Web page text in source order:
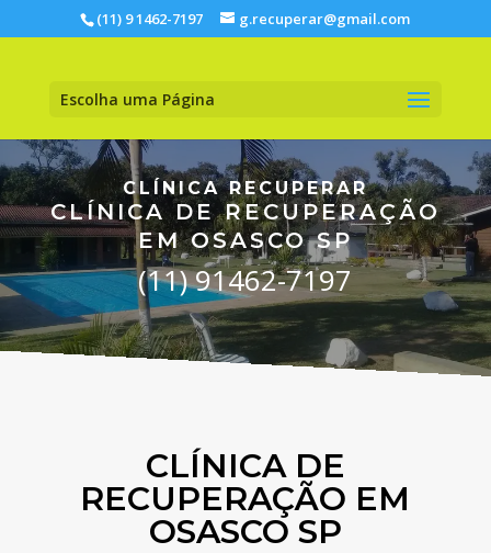
(11) 9 1462-7197 g.recuperar@gmail.com
Escolha uma Página
CLÍNICA RECUPERAR
CLÍNICA DE RECUPERAÇÃO
EM OSASCO SP
(11) 91462-7197
CLÍNICA DE
RECUPERAÇÃO EM
OSASCO SP